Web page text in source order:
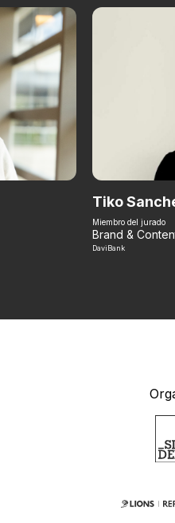
Tiko
Miembro del jurado
Brand &
DaviBank